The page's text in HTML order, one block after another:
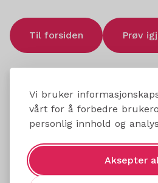
Vi bruker
vårt for å forbedre
personlig innhold og
Aksepter
Til forsiden Prøv